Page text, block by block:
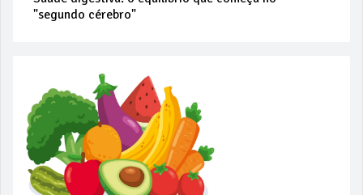
"segundo cérebro"